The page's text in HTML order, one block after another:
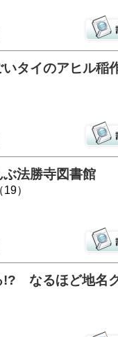
タイのアヒル稲
法勝寺図書館
）
!? なるほど地名